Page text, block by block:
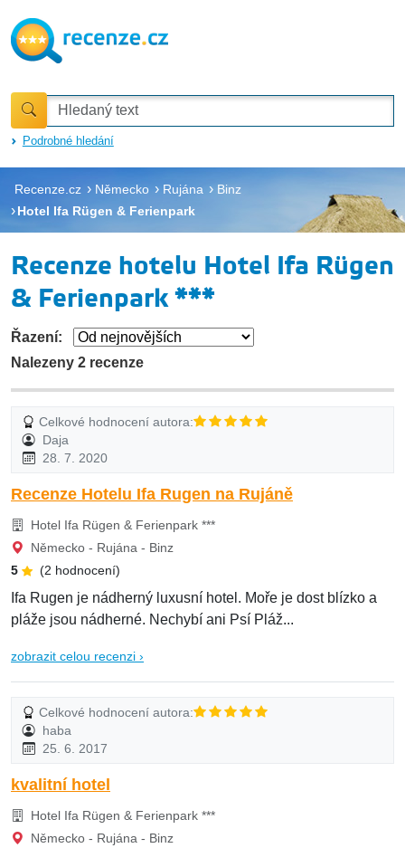
Podrobné hledání
Recenze.cz Německo Rujána
Binz
Hotel Ifa Rügen & Ferienpark
Recenze hotelu Hotel Ifa Rügen
& Ferienpark ***
Nalezeny 2 recenze
Řazení:
Celkové hodnocení autora:
Daja
28. 7. 2020
Recenze Hotelu Ifa Rugen na Rujáně
Hotel Ifa Rügen & Ferienpark ***
Německo - Rujána - Binz
5
(2 hodnocení)
Ifa Rugen je nádherný luxusní hotel. Moře je dost blízko a
pláže jsou nádherné. Nechybí ani Psí Pláž...
zobrazit celou recenzi ›
Celkové hodnocení autora:
haba
25. 6. 2017
kvalitní hotel
Hotel Ifa Rügen & Ferienpark ***
Německo - Rujána - Binz